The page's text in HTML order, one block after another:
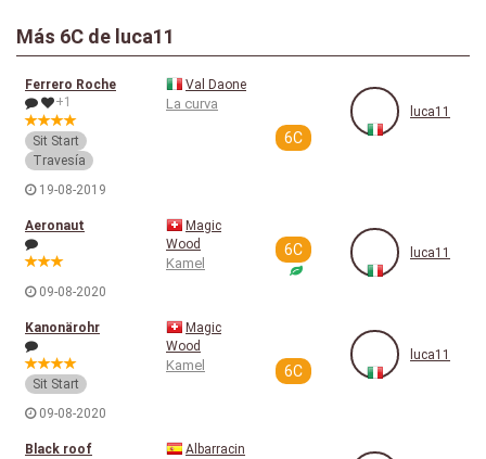
Más 6C de luca11
Ferrero Roche
+1
Sit Start
Travesía
19-08-2019
Val Daone
La curva
6C
luca11
Aeronaut
09-08-2020
Magic
Wood
Kamel
6C luca11
Kanonärohr
Sit Start
09-08-2020
Magic
Wood
Kamel 6C
luca11
Black roof Albarracin